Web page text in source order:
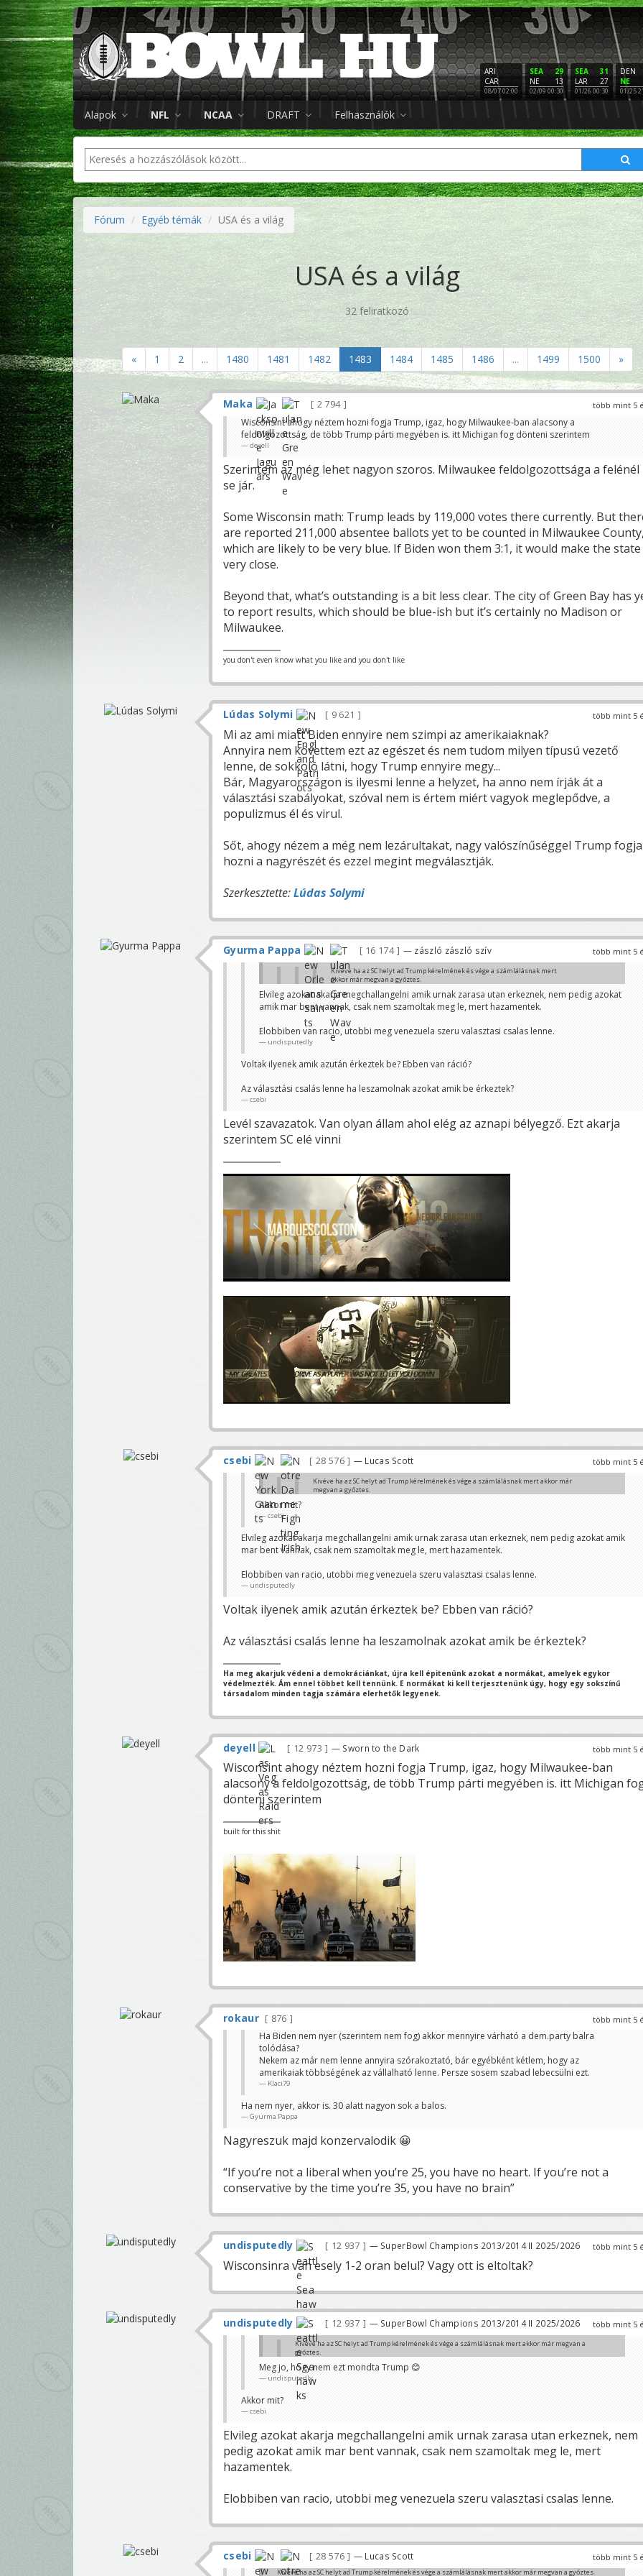
ARI
CAR
08/07 02:00
29
SEA
13
NE
02/09 00:30
31
SEA
27
LAR
01/26 00:30
DEN
NE
01/25
Alapok NFL NCAA DRAFT Felhasználók
Fórum Egyéb témák USA és a világ
USA és a világ
32 feliratkozó
« 1 2 ... 1480 1481 1482 1483 1484 1485 1486 ... 1499 1500 »
több mint 5
Maka
2 794
Wisconsint ahogy néztem hozni fogja Trump, igaz, hogy Milwaukee-ban alacsony a
feldolgozottság, de több Trump párti megyében is. itt Michigan fog dönteni szerintem
deyell
Szerintem az még lehet nagyon szoros. Milwaukee feldolgozottsága a felénél
se jár.
Some Wisconsin math: Trump leads by 119,000 votes there currently. But
are reported 211,000 absentee ballots yet to be counted in Milwaukee
which are likely to be very blue. If Biden won them 3:1, it would make the state
very close.
Beyond that, what’s outstanding is a bit less clear. The city of Green Bay has
to report results, which should be blue-ish but it’s certainly no Madison or
Milwaukee.
you don't even know what you like and you don't like
több mint 5
Lúdas Solymi 9 621
Mi az ami miatt Biden ennyire nem szimpi az amerikaiaknak?
Annyira nem követtem ezt az egészet és nem tudom milyen típusú vezető
lenne, de sokkoló látni, hogy Trump ennyire megy...
Bár, Magyarországon is ilyesmi lenne a helyzet, ha anno nem írják át a
választási szabályokat, szóval nem is értem miért vagyok meglepődve, a
populizmus él és virul.
Sőt, ahogy nézem a még nem lezárultakat, nagy valószínűséggel Trump fogja
hozni a nagyrészét és ezzel megint megválasztják.
Szerkesztette:Lúdas Solymi
több mint 5
Gyurma Pappa 16 174 — zászló zászló szív
Kivéve ha az SC helyt ad Trump kérelmének és vége a számlálásnak mert
akkor már megvan a győztes.
Ha ez megtörténik, akkor USA-ban polgárháborús helyzet lesz.
Meg jo, hogy nem ezt mondta Trump 😊
undisputedly
Akkor mit?
csebi
Elvileg azokat akarja megchallangelni amik urnak zarasa utan erkeznek, nem pedig azokat
amik mar bent vannak, csak nem szamoltak meg le, mert hazamentek.
Elobbiben van racio, utobbi meg venezuela szeru valasztasi csalas lenne.
undisputedly
Voltak ilyenek amik azután érkeztek be? Ebben van ráció?
Az választási csalás lenne ha leszamolnak azokat amik be érkeztek?
csebi
Levél szavazatok. Van olyan állam ahol elég az aznapi bélyegző. Ezt akarja
szerintem SC elé vinni
több mint 5
csebi 28 576 — Lucas Scott
Kivéve ha az SC helyt ad Trump kérelmének és vége a számlálásnak mert akkor már
megvan a győztes.
Ha ez megtörténik, akkor USA-ban polgárháborús helyzet lesz.
Meg jo, hogy nem ezt mondta Trump 😊
undisputedly
Akkor mit?
csebi
Elvileg azokat akarja megchallangelni amik urnak zarasa utan erkeznek, nem pedig azokat amik
mar bent vannak, csak nem szamoltak meg le, mert hazamentek.
Elobbiben van racio, utobbi meg venezuela szeru valasztasi csalas lenne.
undisputedly
Voltak ilyenek amik azután érkeztek be? Ebben van ráció?
Az választási csalás lenne ha leszamolnak azokat amik be érkeztek?
Ha meg akarjuk védeni a demokráciánkat, újra kell épitenünk azokat a normákat, amelyek egykor
védelmezték. Ám ennel többet kell tennünk. E normákat ki kell terjesztenünk úgy, hogy egy sokszínű
társadalom minden tagja számára elerhetők legyenek.
több mint 5
deyell 12 973 — Sworn to the Dark
Wisconsint ahogy néztem hozni fogja Trump, igaz, hogy Milwaukee-ban
alacsony a feldolgozottság, de több Trump párti megyében is. itt Michigan
dönteni szerintem
built for this shit
több mint 5
rokaur
876
Ha Biden nem nyer (szerintem nem fog) akkor mennyire várható a dem.party balra
tolódása?
Nekem az már nem lenne annyira szórakoztató, bár egyébként kétlem, hogy az
amerikaiak többségének az vállalható lenne. Persze sosem szabad lebecsülni ezt.
Klaci79
Ha nem nyer, akkor is. 30 alatt nagyon sok a balos.
Gyurma Pappa
Nagyreszuk majd konzervalodik 😀
“If you’re not a liberal when you’re 25, you have no heart. If you’re not a
conservative by the time you’re 35, you have no brain”
több mint 5
undisputedly 12 937 — SuperBowl Champions 2013/2014 II 2025/2026
Wisconsinra van esely 1-2 oran belul? Vagy ott is eltoltak?
több mint 5
undisputedly 12 937 — SuperBowl Champions 2013/2014 II 2025/2026
Kivéve ha az SC helyt ad Trump kérelmének és vége a számlálásnak mert akkor már megvan a
győztes.
Ha ez megtörténik, akkor USA-ban polgárháborús helyzet lesz.
Meg jo, hogy nem ezt mondta Trump 😊
undisputedly
Akkor mit?
csebi
Elvileg azokat akarja megchallangelni amik urnak zarasa utan erkeznek, nem
pedig azokat amik mar bent vannak, csak nem szamoltak meg le, mert
hazamentek.
Elobbiben van racio, utobbi meg venezuela szeru valasztasi csalas lenne.
több mint 5
csebi 28 576 — Lucas Scott
Kivéve ha az SC helyt ad Trump kérelmének és vége a számlálásnak mert akkor már megvan a győztes.